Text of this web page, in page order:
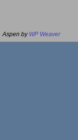
Aspen by WP Weaver